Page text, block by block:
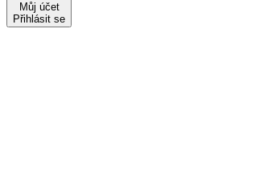
Můj účet
Přihlásit se